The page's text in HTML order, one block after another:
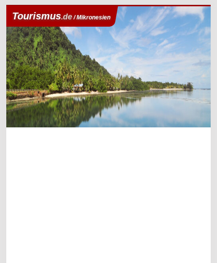
Tourismus.de/ Mikronesien